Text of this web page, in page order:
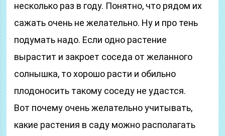
несколько раз в году. Понятно, что рядом их
сажать очень не желательно. Ну и про тень
подумать надо. Если одно растение
вырастит и закроет соседа от желанного
солнышка, то хорошо расти и обильно
плодоносить такому соседу не удастся.
Вот почему очень желательно учитывать,
какие растения в саду можно располагать